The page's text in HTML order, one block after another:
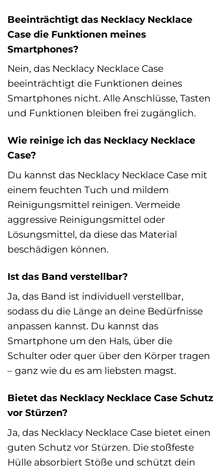
Beeinträchtigt das Necklacy Necklace
Case die Funktionen meines
Smartphones?
Nein, das Necklacy Necklace Case
beeinträchtigt die Funktionen deines
Smartphones nicht. Alle Anschlüsse, Tasten
und Funktionen bleiben frei zugänglich.
Wie reinige ich das Necklacy Necklace
Case?
Du kannst das Necklacy Necklace Case mit
einem feuchten Tuch und mildem
Reinigungsmittel reinigen. Vermeide
aggressive Reinigungsmittel oder
Lösungsmittel, da diese das Material
beschädigen können.
Ist das Band verstellbar?
Ja, das Band ist individuell verstellbar,
sodass du die Länge an deine Bedürfnisse
anpassen kannst. Du kannst das
Smartphone um den Hals, über die
Schulter oder quer über den Körper tragen
– ganz wie du es am liebsten magst.
Bietet das Necklacy Necklace Case Schutz
vor Stürzen?
Ja, das Necklacy Necklace Case bietet einen
guten Schutz vor Stürzen. Die stoßfeste
Hülle absorbiert Stöße und schützt dein